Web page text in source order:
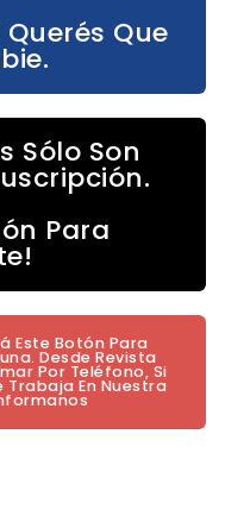
Que
Sólo Son
Para
Este Botón Para
Desde Revista
Por Teléfono, Si
Trabaja En Nuestra